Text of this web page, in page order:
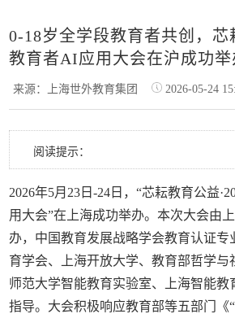
0-18岁全学段教育者共创，芯
教育者AI应用大会在沪成功举
来源：上海世外教育集团 2026-05-24
阅读提示：
2026年5月23日-24日，“芯耘教育公益
用大会”在上海成功举办。本次大会由
办，中国教育发展战略学会教育认证专
育学会、上海开放大学、教育部哲学与
师范大学智能教育实验室、上海智能教
指导。大会积极响应教育部等五部门《